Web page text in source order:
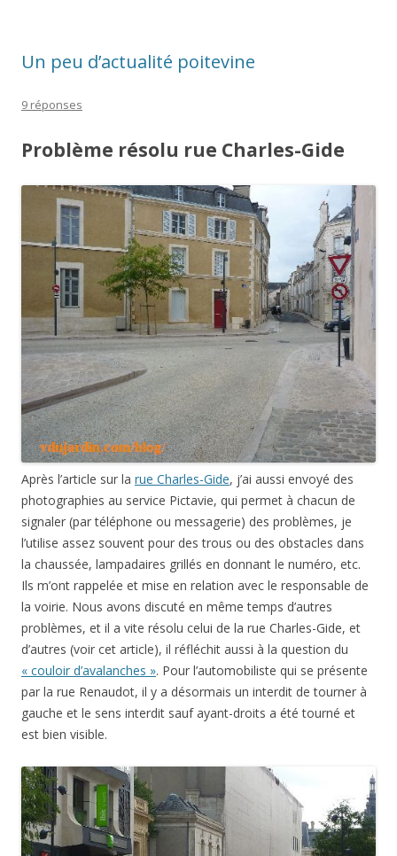
Un peu d’actualité poitevine
9 réponses
Problème résolu rue Charles-Gide
Après l’article sur la rue Charles-Gide, j’ai aussi envoyé des
photographies au service Pictavie, qui permet à chacun de
signaler (par téléphone ou messagerie) des problèmes, je
l’utilise assez souvent pour des trous ou des obstacles dans
la chaussée, lampadaires grillés en donnant le numéro, etc.
Ils m’ont rappelée et mise en relation avec le responsable de
la voirie. Nous avons discuté en même temps d’autres
problèmes, et il a vite résolu celui de la rue Charles-Gide, et
d’autres (voir cet article), il réfléchit aussi à la question du
« couloir d’avalanches ». Pour l’automobiliste qui se présente
par la rue Renaudot, il y a désormais un interdit de tourner à
gauche et le sens interdit sauf ayant-droits a été tourné et
est bien visible.